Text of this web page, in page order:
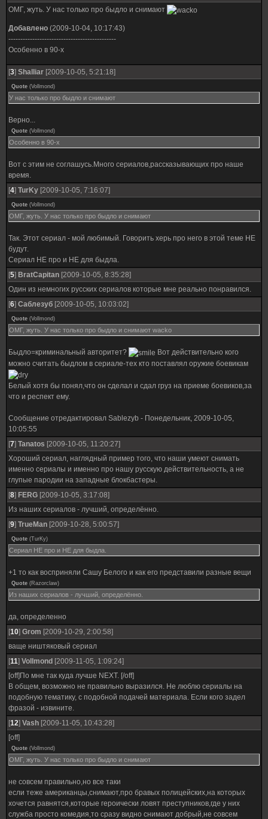
ОМГ, жуть. У нас только про быдло и снимают
Добавлено (2009-10-04, 10:17:43)
---------------------------------------------
Особенно в 90-х
[3] Shalliar [2009-10-05, 5:21:18]
Quote (Vollmond)
У нас только про быдло и снимают
Верно...
Quote (Vollmond)
Особенно в 90-х
Вот с этим не соглашусь.Много сериалов,рассказывающих про наше
время.
[4] TurKy [2009-10-05, 7:16:07]
Quote (Vollmond)
ОМГ, жуть. У нас только про быдло и снимают
Так. Этот сериал - мой любимый. Говорить херь про него в этой теме НЕ
будут.
Сериал НЕ про и НЕ для быдла.
[5] BratCapitan [2009-10-05, 8:35:28]
Один из немногих русских сериалов которые мне реально понравился.
[6] Саблезуб [2009-10-05, 10:03:02]
Quote (Vollmond)
ОМГ, жуть. У нас только про быдло и снимают wacko
Быдло=криминальный авторитет?
Вот действительно кого
можно считать быдлом в сериале-тех кто поставлял оружие боевикам
Белый хотя бы понял,что он сделал и сдал груз на приеме боевиков,за
что и респект ему.
Сообщение отредактировал Sablezyb - Понедельник, 2009-10-05,
10:05:55
[7] Tanatos [2009-10-05, 11:20:27]
Хороший сериал, наглядный пример того, что наши умеют снимать
именно сериалы и именно про нашу русскую действительность, а не
глупые пародии на западные блокбастеры.
[8] FERG [2009-10-05, 3:17:08]
Из наших сериалов - лучший, определённо.
[9] TrueMan [2009-10-28, 5:00:57]
Quote (TurKy)
Сериал НЕ про и НЕ для быдла.
+1 то как восприняли Сашу Белого и как его представили разные вещи
Quote (Razorclaw)
Из наших сериалов - лучший, определённо.
да, определенно
[10] Grom [2009-10-29, 2:00:58]
ваще ништяковый сериал
[11] Vollmond [2009-11-05, 1:09:24]
[off]По мне так куда лучше NEXT. [/off]
В общем, возможно не правильно выразился. Не люблю сериалы на
подобную тематику, с подобной подачей материала. Если кого задел
фразой - извините.
[12] Vash [2009-11-05, 10:43:28]
[off]
Quote (Vollmond)
ОМГ, жуть. У нас только про быдло и снимают
не совсем правильно,но все таки
если теже американцы,снимают,про бравых полицейских,на которых
хочется равнятся,которые героически ловят преступников,где у них
служба просто комедия,то сразу видно снимают добрый,не совсем